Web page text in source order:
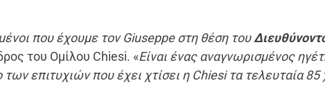
που έχουμε τονGiuseppeστη θέση του
του Ομίλου Chiesi. «Είναι ένας αναγνωρισμένος
των επιτυχιών που έχει χτίσει ηChiesiτα τελευταία 85